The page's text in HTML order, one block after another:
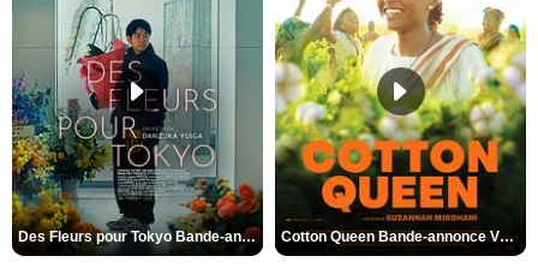
Des Fleurs pour Tokyo Bande-annonce VO STFR Cotton Queen Bande-annonce VO STFR